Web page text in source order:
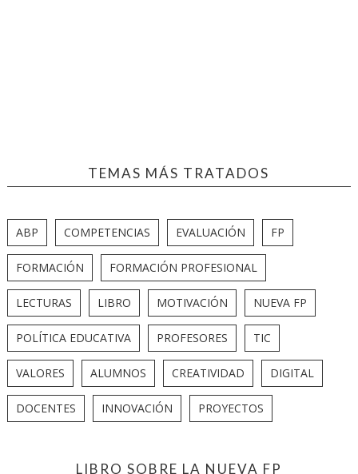
TEMAS MÁS TRATADOS
ABP COMPETENCIAS EVALUACIÓN FP
FORMACIÓN FORMACIÓN PROFESIONAL
LECTURAS LIBRO MOTIVACIÓN NUEVA FP
POLÍTICA EDUCATIVA PROFESORES TIC
VALORES ALUMNOS CREATIVIDAD DIGITAL
DOCENTES INNOVACIÓN PROYECTOS
LIBRO SOBRE LA NUEVA FP